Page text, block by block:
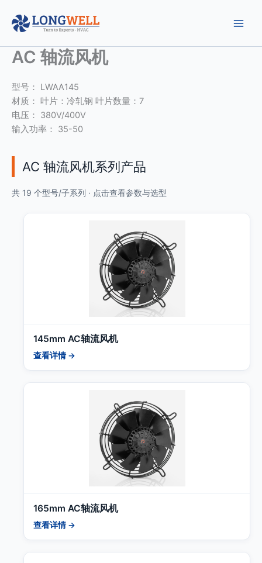
容 AC 轴流风机
型号： LWAA145
材质： 叶片：冷轧钢 叶片数量：7
电压： 380V/400V
输入功率： 35-50
AC 轴流风机系列产品
共 19 个型号/子系列 · 点击查看参数与选型
145mm AC轴流风机
查看详情 →
165mm AC轴流风机
查看详情 →